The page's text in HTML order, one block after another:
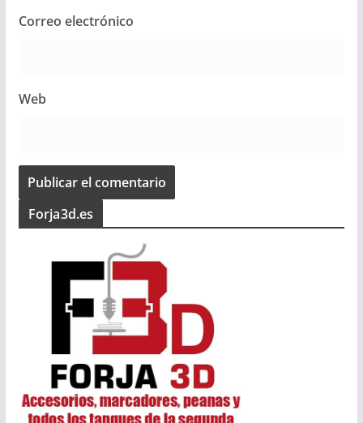
Correo electrónico
Web
Forja3d.es